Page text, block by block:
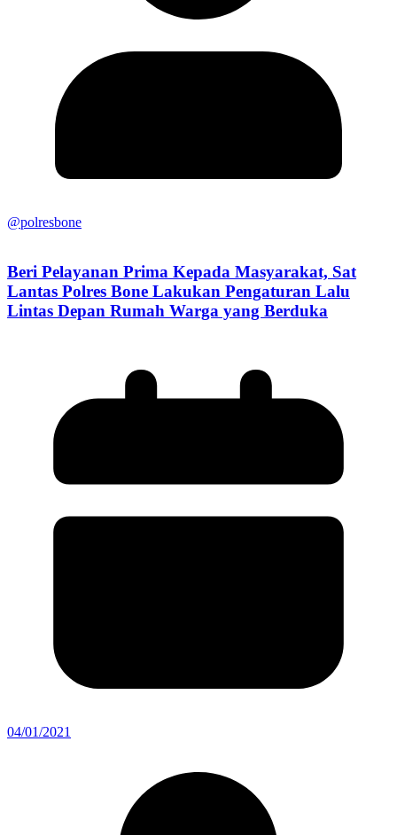
@polresbone
Beri Pelayanan Prima Kepada Masyarakat, Sat
Lantas Polres Bone Lakukan Pengaturan Lalu
Lintas Depan Rumah Warga yang Berduka
04/01/2021